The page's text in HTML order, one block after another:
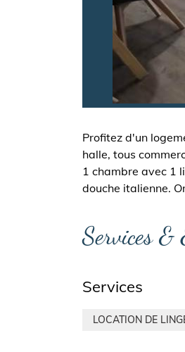
Profitez d'un
halle, tous
1 chambre avec 1
douche italienne.
Services &
Services
LOCATION DE